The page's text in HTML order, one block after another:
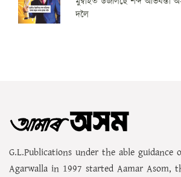
দলৈ
G.L.Publications under the able guidance
Agarwalla in 1997 started Aamar Asom,